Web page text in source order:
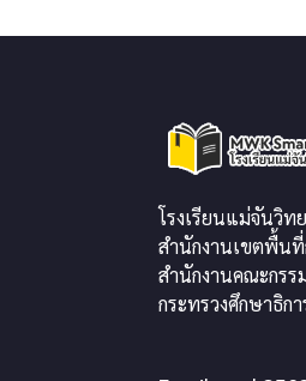
โรงเรียนแม่จันวิท
สำนักงานเขตพื้นที่
สำนักงานคณะกร
กระทรวงศึกษาธิกา